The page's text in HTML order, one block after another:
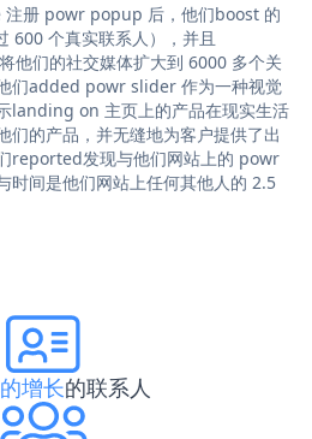
册 powr popup 后，他们boost 的
600 个真实联系人），并且
他们的社交媒体扩大到 6000 多个关
们added powr slider 作为一种视觉
landing on 主页上的产品在现实生活
们的产品，并无缝地为客户提供了出
reported发现与他们网站上的 powr
时间是他们网站上任何其他人的 2.5
增长的联系人